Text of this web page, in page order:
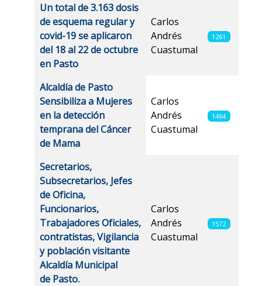
Un total de 3.163 dosis
de esquema regular y
covid-19 se aplicaron
del 18 al 22 de octubre
en Pasto
Carlos
Andrés
Cuastumal
1261
Alcaldía de Pasto
Sensibiliza a Mujeres
en la detección
temprana del Cáncer
de Mama
Carlos
Andrés
Cuastumal
1464
Secretarios,
Subsecretarios, Jefes
de Oficina,
Funcionarios,
Trabajadores Oficiales,
contratistas, Vigilancia
y población visitante
Alcaldía Municipal
de Pasto.
Carlos
Andrés
Cuastumal
1572